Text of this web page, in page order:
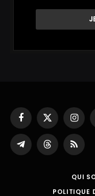
Facebook
X
(Twitter)
Partager
sur
ThreadsRSS
QUI
POLITIQUE